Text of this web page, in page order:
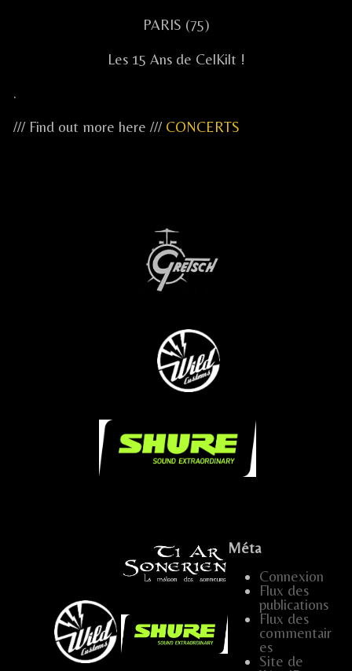
PARIS (75)
Les 15 Ans de CelKilt !
.
/// Find out more here /// CONCERTS
Méta
Connexion
Flux des
publications
Flux des
commentair
es
Site de